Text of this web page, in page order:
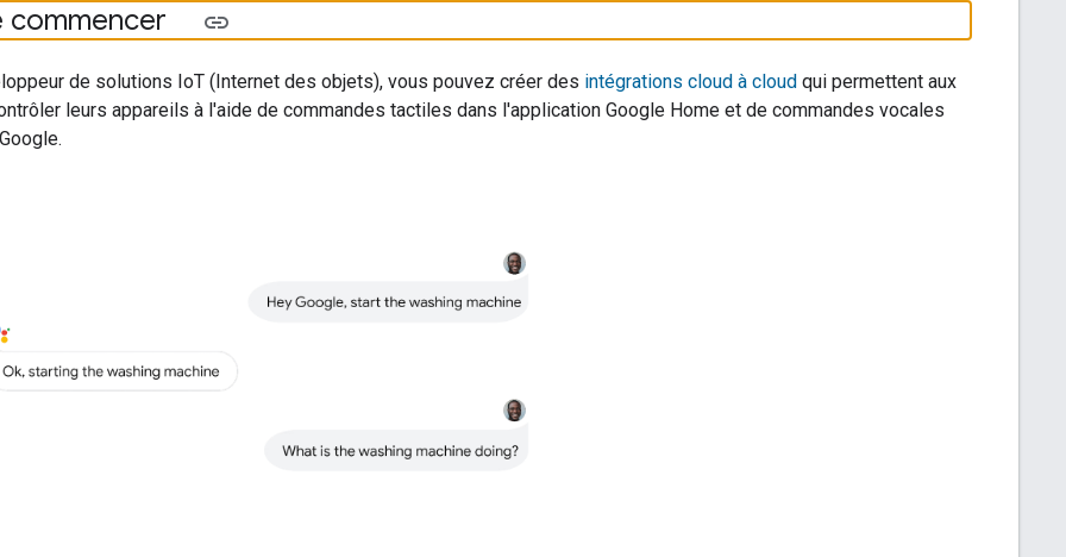
commencer
de solutions IoT (Internet des objets), vous pouvez créer des intégrations cloud à cloud qui permettent aux
leurs appareils à l'aide de commandes tactiles dans l'application Google Home et de commandes vocales